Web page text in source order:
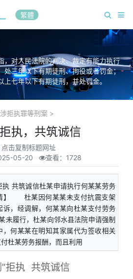
繁體
，对人民法院的判决、裁定有能力执行
处三年以下有期徒刑、拘役或者罚金；
七年以下有期徒刑，并处罚金。
涉拒执罪等刑案 >
执，共筑诚信
点击复制标题网址
05-20 查看：1728
执 共筑诚信杜某申请执行何某某劳务
杜某因何某某未支付抗震支架
诉，经调解，何某某向杜某支付劳务
未履行，杜某向邻水县法院申请强制
某某在明知其家属代为签收相关
杜某劳务报酬，而且利用
”拒执 共筑诚信